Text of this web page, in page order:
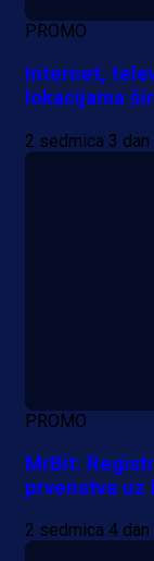
PROMO
Internet,
lokacijama
2 sedmica 3 dan
PROMO
MrBit:
prvenstva uz
2 sedmica 4 dan